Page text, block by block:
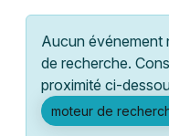
Grands
Activité &
Manifestations
Lille
Lyon
Marseille
Mulhouse
Aucun événement
de recherche.
proximité ci-
moteur de
Quand ?
Aujourd'hui
Demain